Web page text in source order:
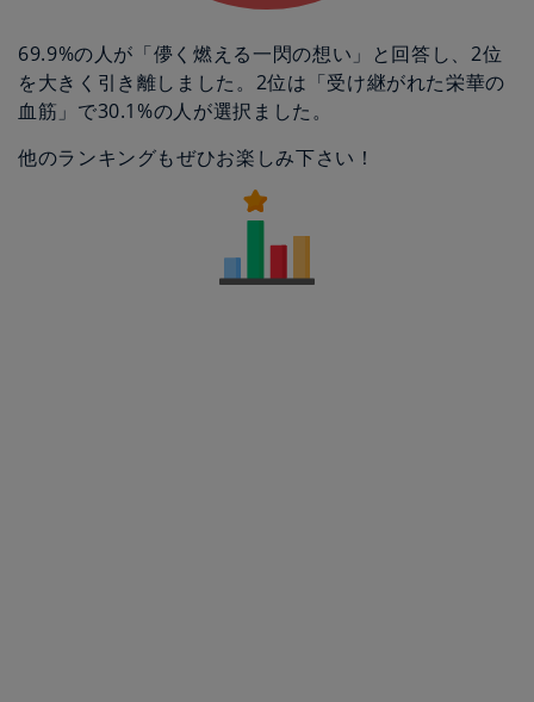
69.9%の人が「儚く燃える一閃の想い」と回答し、2位
を大きく引き離しました。2位は「受け継がれた栄華の
血筋」で30.1%の人が選択ました。
他のランキングもぜひお楽しみ下さい！